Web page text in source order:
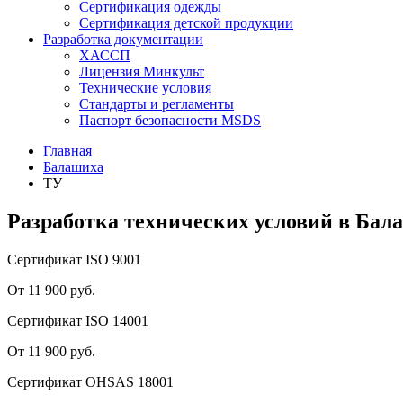
Сертификация одежды
Сертификация детской продукции
Разработка документации
ХАССП
Лицензия Минкульт
Технические условия
Стандарты и регламенты
Паспорт безопасности MSDS
Главная
Балашиха
ТУ
Разработка технических условий в
Сертификат ISO 9001
От 11 900 руб.
Сертификат ISO 14001
От 11 900 руб.
Сертификат OHSAS 18001